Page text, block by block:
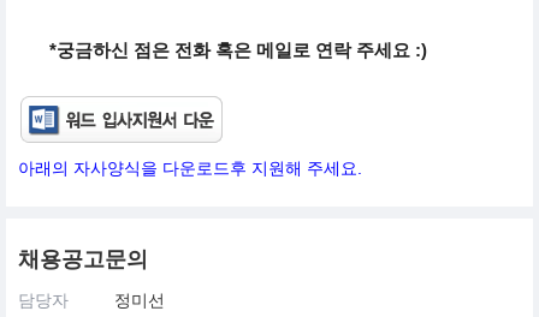
*궁금하신 점은 전화 혹은 메일로 연락 주세요 :)
아래의 자사양식을 다운로드후 지원해 주세요.
채용공고문의
담당자 정미선